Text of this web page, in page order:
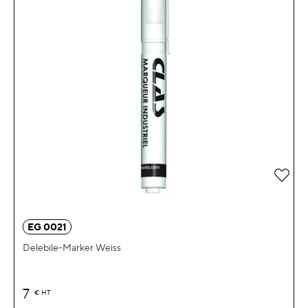
EG 0021
Delebile-Marker Weiss
7 € HT
Zur